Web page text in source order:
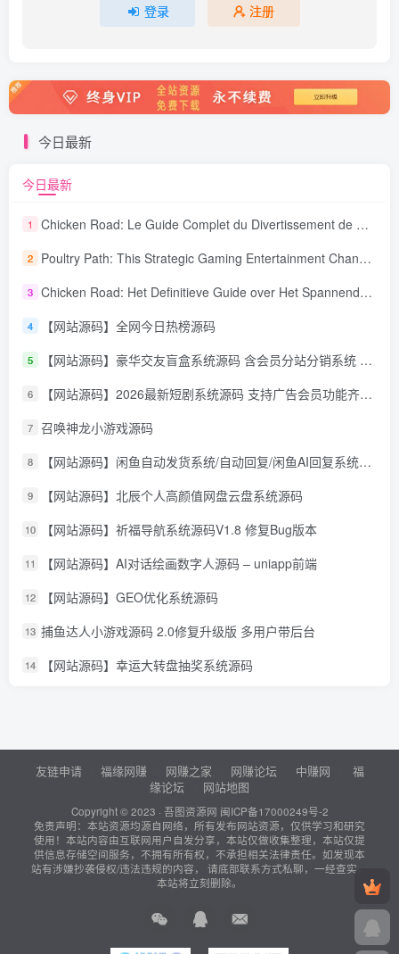
登录 注册
今日最新
今日最新
1 Chicken Road: Le Guide Complet du Divertissement de Maison de Jeu Stratégique
2 Poultry Path: This Strategic Gaming Entertainment Changing Sequence Forecasting
3 Chicken Road: Het Definitieve Guide over Het Spannende Gokspel
4 【网站源码】全网今日热榜源码
5 【网站源码】豪华交友盲盒系统源码 含会员分站分销系统 可易支付
6 【网站源码】2026最新短剧系统源码 支持广告会员功能齐全短剧源码
7 召唤神龙小游戏源码
8 【网站源码】闲鱼自动发货系统/自动回复/闲鱼AI回复系统源码
9 【网站源码】北辰个人高颜值网盘云盘系统源码
10 【网站源码】祈福导航系统源码V1.8 修复Bug版本
11 【网站源码】AI对话绘画数字人源码 – uniapp前端
12 【网站源码】GEO优化系统源码
13 捕鱼达人小游戏源码 2.0修复升级版 多用户带后台
14 【网站源码】幸运大转盘抽奖系统源码
友链申请 福缘网赚 网赚之家 网赚论坛 中赚网
福
缘论坛
网站地图
Copyright © 2023 · 吾图资源网 闽ICP备17000249号-2
免责声明：本站资源均源自网络，所有发布网站资源，仅供学习和研究
使用！本站内容由互联网用户自发分享，本站仅做收集整理，本站仅提
供信息存储空间服务，不拥有所有权，不承担相关法律责任。如发现本
站有涉嫌抄袭侵权/违法违规的内容， 请底部联系方式私聊，一经查实，
本站将立刻删除。